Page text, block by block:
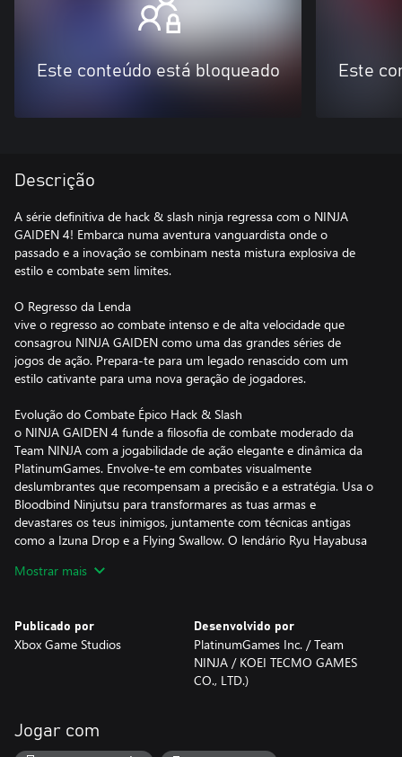
Este conteúdo está bloqueado Este
Descrição
A série definitiva de hack & slash ninja regressa com o NINJA
GAIDEN 4! Embarca numa aventura vanguardista onde o
passado e a inovação se combinam nesta mistura explosiva de
estilo e combate sem limites.
O Regresso da Lenda
vive o regresso ao combate intenso e de alta velocidade que
consagrou NINJA GAIDEN como uma das grandes séries de
jogos de ação. Prepara-te para um legado renascido com um
estilo cativante para uma nova geração de jogadores.
Evolução do Combate Épico Hack & Slash
o NINJA GAIDEN 4 funde a filosofia de combate moderado da
Team NINJA com a jogabilidade de ação elegante e dinâmica da
PlatinumGames. Envolve-te em combates visualmente
deslumbrantes que recompensam a precisão e a estratégia. Usa o
Bloodbind Ninjutsu para transformares as tuas armas e
devastares os teus inimigos, juntamente com técnicas antigas
como a Izuna Drop e a Flying Swallow. O lendário Ryu Hayabusa
mas bem conhecido. Com uma experiência de jogador
desfrutem de uma aventura eletrizante e repleta de reviravoltas.
O Regresso de um Inimigo Ancestral
uma interminável chuva de miasma paira sobre a Tóquio de um
ancestral. O destino da cidade está nas mãos do jovem prodígio
ninja, Yakumo. Lutando contra soldados ninjas cibernéticos e
Mostrar mais
Publicado por
Xbox Game Studios
Desenvolvido por
PlatinumGames Inc. / Team
NINJA / KOEI TECMO GAMES
CO., LTD.)
Jogar com